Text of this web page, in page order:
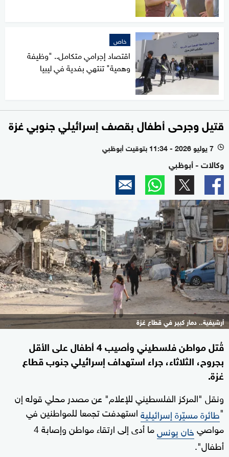
خاص
اقتصاد إجرامي متكامل.. "وظيفة
وهمية" تنتهي بفدية في ليبيا
قتيل وجرحى أطفال بقصف إسرائيلي جنوبي غزة
l 7 يوليو 2026 - 11:34 بتوقيت أبوظبي
وكالات - أبوظبي
أرشيفية.. دمار كبير في قطاع غزة
قُتل مواطن فلسطيني وأصيب 4 أطفال على الأقل
بجروح، الثلاثاء، جراء استهداف إسرائيلي جنوب قطاع
غزة.
ونقل "المركز الفلسطيني للإعلام" عن مصدر محلي قوله إن
"طائرة مسيّرة إسرائيليةاستهدفت تجمعا للمواطنين في
مواصيخان يونس
ما أدى إلى ارتقاء مواطن وإصابة 4
أطفال".